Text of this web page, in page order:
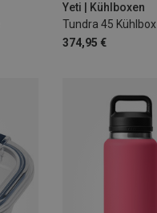
Yeti | Kühlboxen
Tundra 45 Kühlbox
374,95 €